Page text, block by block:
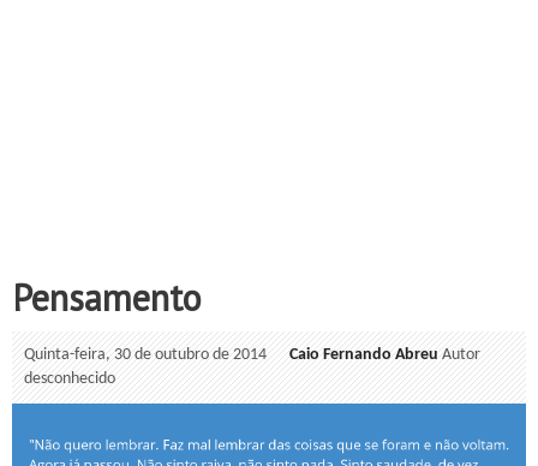
Pensamento
Quinta-feira, 30 de outubro de 2014 Caio Fernando Abreu Autor
desconhecido